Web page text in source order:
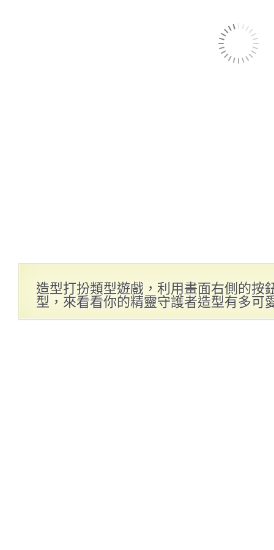
造型打扮類型遊戲，利用畫面右側的按
型，來看看你的精靈守護者造型有多可